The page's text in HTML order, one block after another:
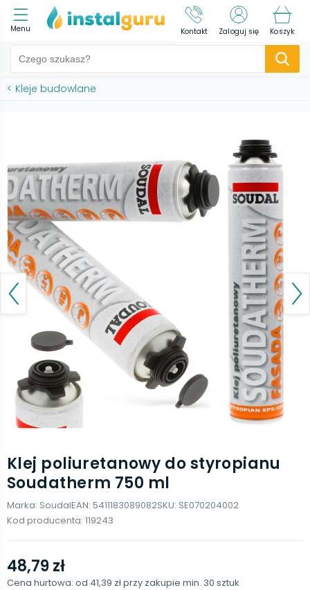
Menu Kontakt Zaloguj się Koszyk
< Kleje budowlane
Klej poliuretanowy do styropianu
Soudatherm 750 ml
Marka: SoudalEAN: 5411183089082SKU: SE070204002
Kod producenta: 119243
48,79 zł
Cena hurtowa: od 41,39 złprzy zakupie min. 30 sztuk